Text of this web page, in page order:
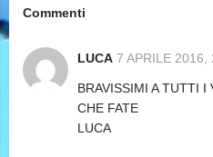
Commenti
LUCA 7 APRILE 2016,
BRAVISSIMI A TUTTI
CHE FATE
LUCA